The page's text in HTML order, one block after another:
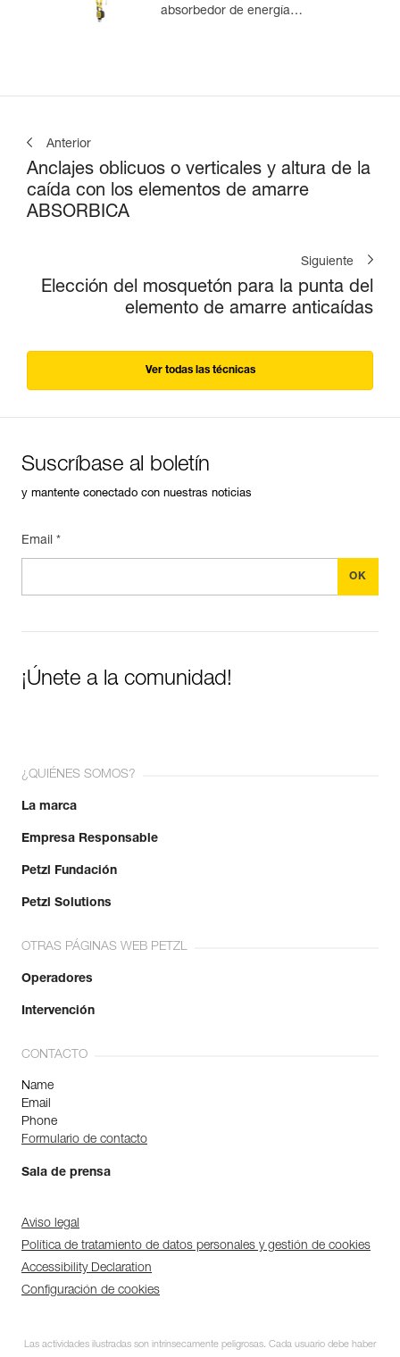
absorbedor de energía
Anterior
Anclajes oblicuos o verticales y altura de la
caída con los elementos de amarre
ABSORBICA
Siguiente
Elección del mosquetón para la punta del
elemento de amarre anticaídas
Ver todas las técnicas
Suscríbase al boletín
y mantente conectado con nuestras noticias
Email *
¡Únete a la comunidad!
¿QUIÉNES SOMOS?
La marca
Empresa Responsable
Petzl Fundación
Petzl Solutions
OTRAS PÁGINAS WEB PETZL
Operadores
Intervención
CONTACTO
Name
Email
Phone
Formulario de contacto
Sala de prensa
Aviso legal
Política de tratamiento de datos personales y gestión de cookies
Accessibility Declaration
Configuración de cookies
Las actividades ilustradas son intrínsecamente peligrosas. Cada usuario debe haber